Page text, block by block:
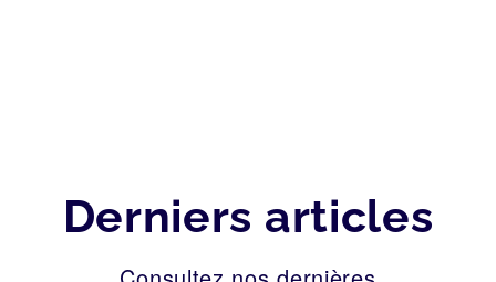
Derniers articles